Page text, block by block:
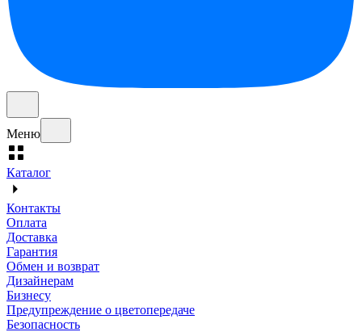
Меню
Каталог
Контакты
Оплата
Доставка
Гарантия
Обмен и возврат
Дизайнерам
Бизнесу
Предупреждение о цветопередаче
Безопасность